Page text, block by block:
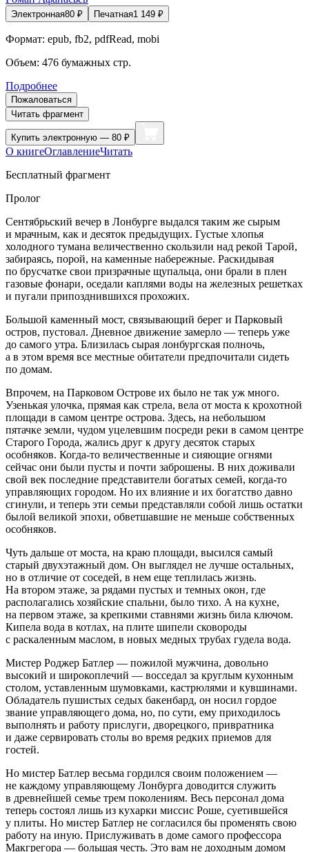
Электронная80 ₽ Печатная1 149 ₽
Формат: epub, fb2, pdfRead, mobi
Объем: 476 бумажных стр.
Подробнее
Пожаловаться
Читать фрагмент
Купить электронную — 80 ₽
О книгеОглавлениеЧитать
Бесплатный фрагмент
Пролог
Сентябрьский вечер в Лонбурге выдался таким же сырым
и мрачным, как и десяток предыдущих. Густые хлопья
холодного тумана величественно скользили над рекой Тарой,
забираясь, порой, на каменные набережные. Раскидывая
по брусчатке свои призрачные щупальца, они брали в плен
газовые фонари, оседали каплями воды на железных решетках
и пугали припозднившихся прохожих.
Большой каменный мост, связывающий берег и Парковый
остров, пустовал. Дневное движение замерло — теперь уже
до самого утра. Близилась сырая лонбургская полночь,
а в этом время все местные обитатели предпочитали сидеть
по домам.
Впрочем, на Парковом Острове их было не так уж много.
Узенькая улочка, прямая как стрела, вела от моста к крохотной
площади в самом центре острова. Здесь, на небольшом
пятачке земли, чудом уцелевшим посреди реки в самом центре
Старого Города, жались друг к другу десяток старых
особняков. Когда-то величественные и сияющие огнями
сейчас они были пусты и почти заброшены. В них доживали
свой век последние представители богатых семей, когда-то
управляющих городом. Но их влияние и их богатство давно
сгинули, и теперь эти семьи представляли собой лишь остатки
былой великой эпохи, обветшавшие не меньше собственных
особняков.
Чуть дальше от моста, на краю площади, высился самый
старый двухэтажный дом. Он выглядел не лучше остальных,
но в отличие от соседей, в нем еще теплилась жизнь.
На втором этаже, за рядами пустых и темных окон, где
располагались хозяйские спальни, было тихо. А на кухне,
на первом этаже, за крепкими ставнями жизнь била ключом.
Кипела вода в котлах, на плите шипели сковороды
с раскаленным маслом, в новых медных трубах гудела вода.
Мистер Роджер Батлер — пожилой мужчина, довольно
высокий и широкоплечий — восседал за круглым кухонным
столом, уставленным шумовками, кастрюлями и кувшинами.
Обладатель пушистых седых бакенбард, он носил гордое
звание управляющего дома, но, по сути, ему приходилось
выполнять и работу прислуги, дворецкого, привратника
и даже сервировать столы во время редких приемов для
гостей.
Но мистер Батлер весьма гордился своим положением —
не каждому управляющему Лонбурга доводится служить
в древнейшей семье трем поколениям. Весь персонал дома
теперь состоял лишь из кухарки миссис Роше, суетившейся
у плиты. Но мистер Батлер не согласился бы променять свою
работу на иную. Прислуживать в доме самого профессора
Макгрегора — большая честь. Это вам не доходным домом